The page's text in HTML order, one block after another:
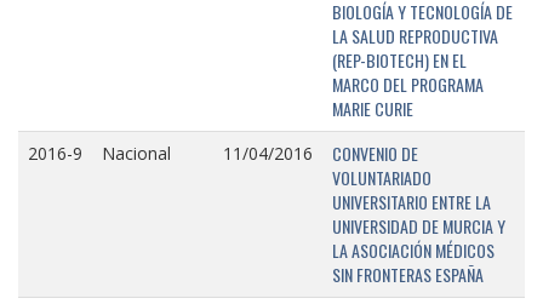
BIOLOGÍA Y TECNOLOGÍA DE
LA SALUD REPRODUCTIVA
(REP-BIOTECH) EN EL
MARCO DEL PROGRAMA
MARIE CURIE
2016-9 Nacional 11/04/2016
CONVENIO DE
VOLUNTARIADO
UNIVERSITARIO ENTRE LA
UNIVERSIDAD DE MURCIA Y
LA ASOCIACIÓN MÉDICOS
SIN FRONTERAS ESPAÑA